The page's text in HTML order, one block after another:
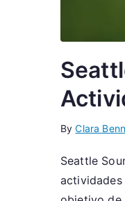
ByClara
Seattle
actividades